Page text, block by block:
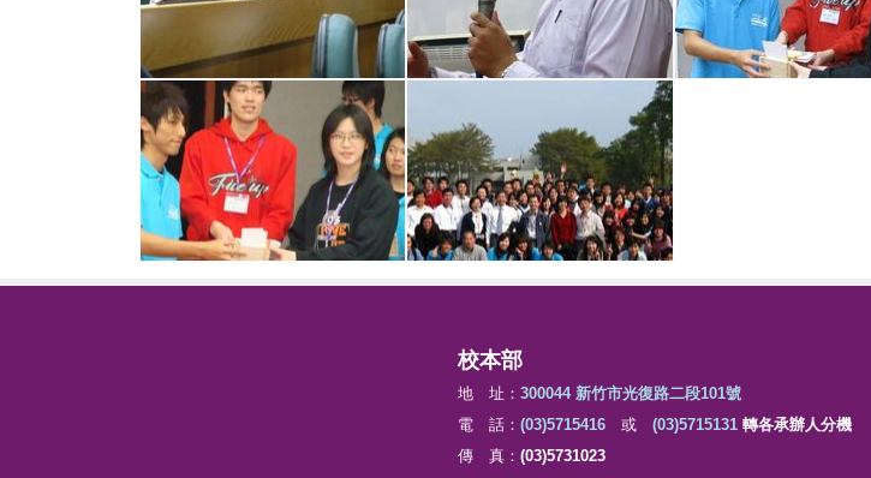
校本部
地 址： 300044 新竹市光復路二段101號
電 話： (03)5715416 或 (03)5715131 轉各承辦人分機
傳 真： (03)5731023